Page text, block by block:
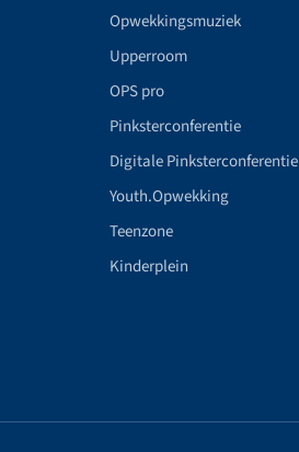
Opwekkingsmuziek
Upperroom
OPS pro
Pinksterconferentie
Digitale Pinksterconferentie
Youth.Opwekking
Teenzone
Kinderplein